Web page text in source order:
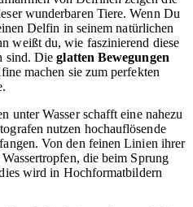
wunderbaren Tiere. Wenn Du
Delfin in seinem natürlichen
weißt du, wie faszinierend diese
sind. Dieglatten Bewegungen
machen sie zum perfekten
unter Wasser schafft eine nahezu
nutzen hochauflösende
Von den feinen Linien ihrer
die beim Sprung
wird in Hochformatbildern